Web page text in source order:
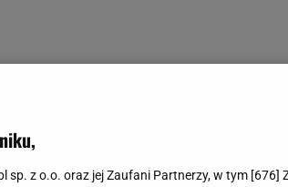
sp. z o.o. oraz jej Zaufani Partnerzy, w tym [676]